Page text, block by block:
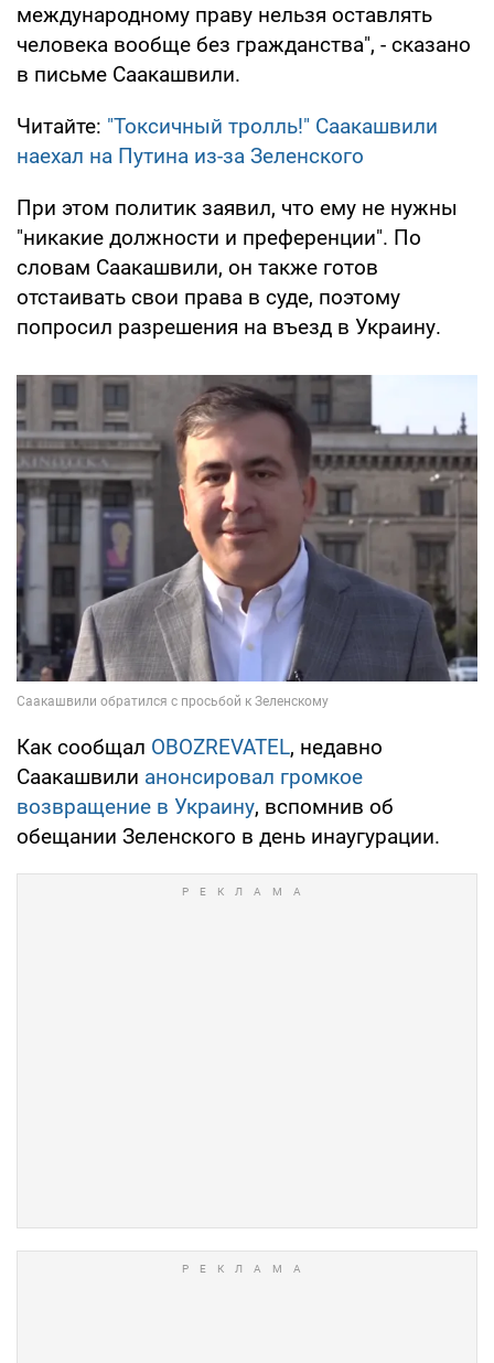
международному праву нельзя оставлять
человека вообще без гражданства", - сказано
в письме Саакашвили.
Читайте: "Токсичный тролль!" Саакашвили
наехал на Путина из-за Зеленского
При этом политик заявил, что ему не нужны
"никакие должности и преференции". По
словам Саакашвили, он также готов
отстаивать свои права в суде, поэтому
попросил разрешения на въезд в Украину.
Как сообщал OBOZREVATEL, недавно
Саакашвили анонсировал громкое
возвращение в Украину, вспомнив об
обещании Зеленского в день инаугурации.